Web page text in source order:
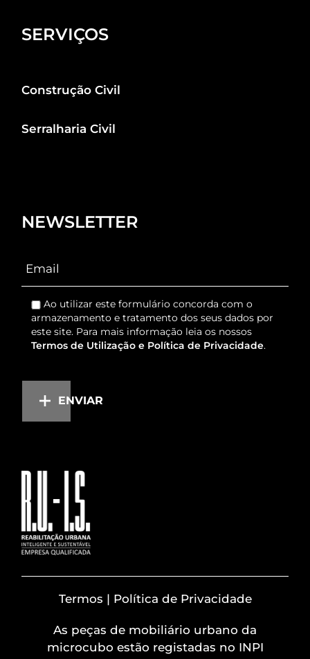
SERVIÇOS
Construção Civil
Serralharia Civil
NEWSLETTER
Ao utilizar este formulário concorda com o
armazenamento e tratamento dos seus dados por
este site. Para mais informação leia os nossos
Termos de Utilização e Política de Privacidade.
ENVIAR
Termos | Política de Privacidade
As peças de mobiliário urbano da
microcubo estão registadas no INPI